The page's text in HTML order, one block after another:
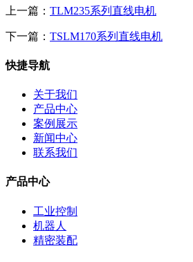
上一篇： TLM235系列直线电机
下一篇： TSLM170系列直线电机
快捷导航
关于我们
产品中心
案例展示
新闻中心
联系我们
产品中心
工业控制
机器人
精密装配